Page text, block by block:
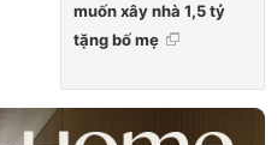
muốn xây nhà 1,5 tỷ
tặng bố mẹ